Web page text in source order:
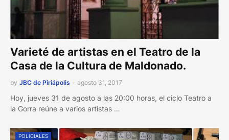
Varieté de artistas en el Teatro de la
Casa de la Cultura de Maldonado.
by JBC de Piriápolis - agosto 31, 2017
Hoy, jueves 31 de agosto a las 20:00 horas, el ciclo Teatro a
la Gorra reúne a varios artistas …
POLICIALES